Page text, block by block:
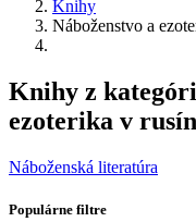
Knihy
Náboženstvo a
Knihy z
ezoterika v
Náboženská literatúra
Populárne filtre